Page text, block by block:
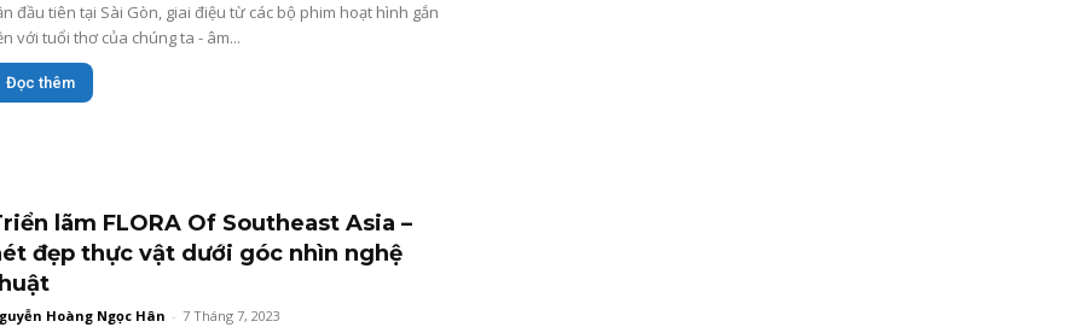
đầu tiên tại Sài Gòn, giai điệu từ các bộ phim hoạt hình gắn
với tuổi thơ của chúng ta - âm...
Đọc thêm
lãm FLORA Of Southeast Asia –
đẹp thực vật dưới góc nhìn nghệ
Hoàng Ngọc Hân - 7 Tháng 7, 2023